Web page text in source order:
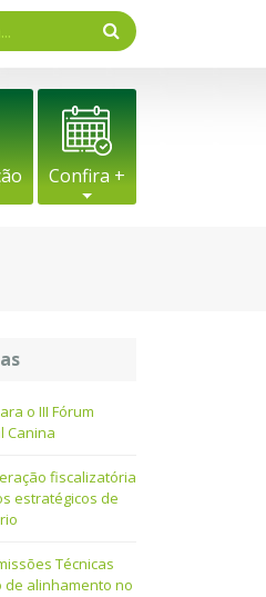
Confira +
o III Fórum
Canina
fiscalizatória
estratégicos de
Técnicas
alinhamento no